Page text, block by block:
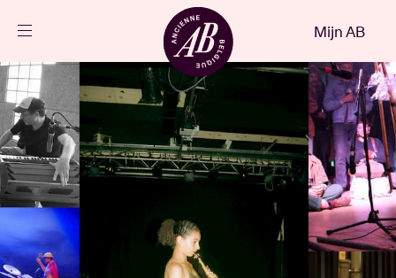
NL
Agenda
Projecten
Nieuws
Mijn AB